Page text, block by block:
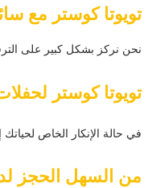
تويوتا كوستر مع
نحن نركز بشكل كبير على
تويوتا كوستر
في حالة الإنكار الخاص
من السهل الحجز